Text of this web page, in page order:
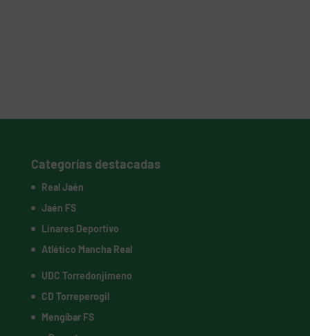
Categorías destacadas
Real Jaén
Jaén FS
Linares Deportivo
Atlético Mancha Real
UDC Torredonjimeno
CD Torreperogil
Mengíbar FS